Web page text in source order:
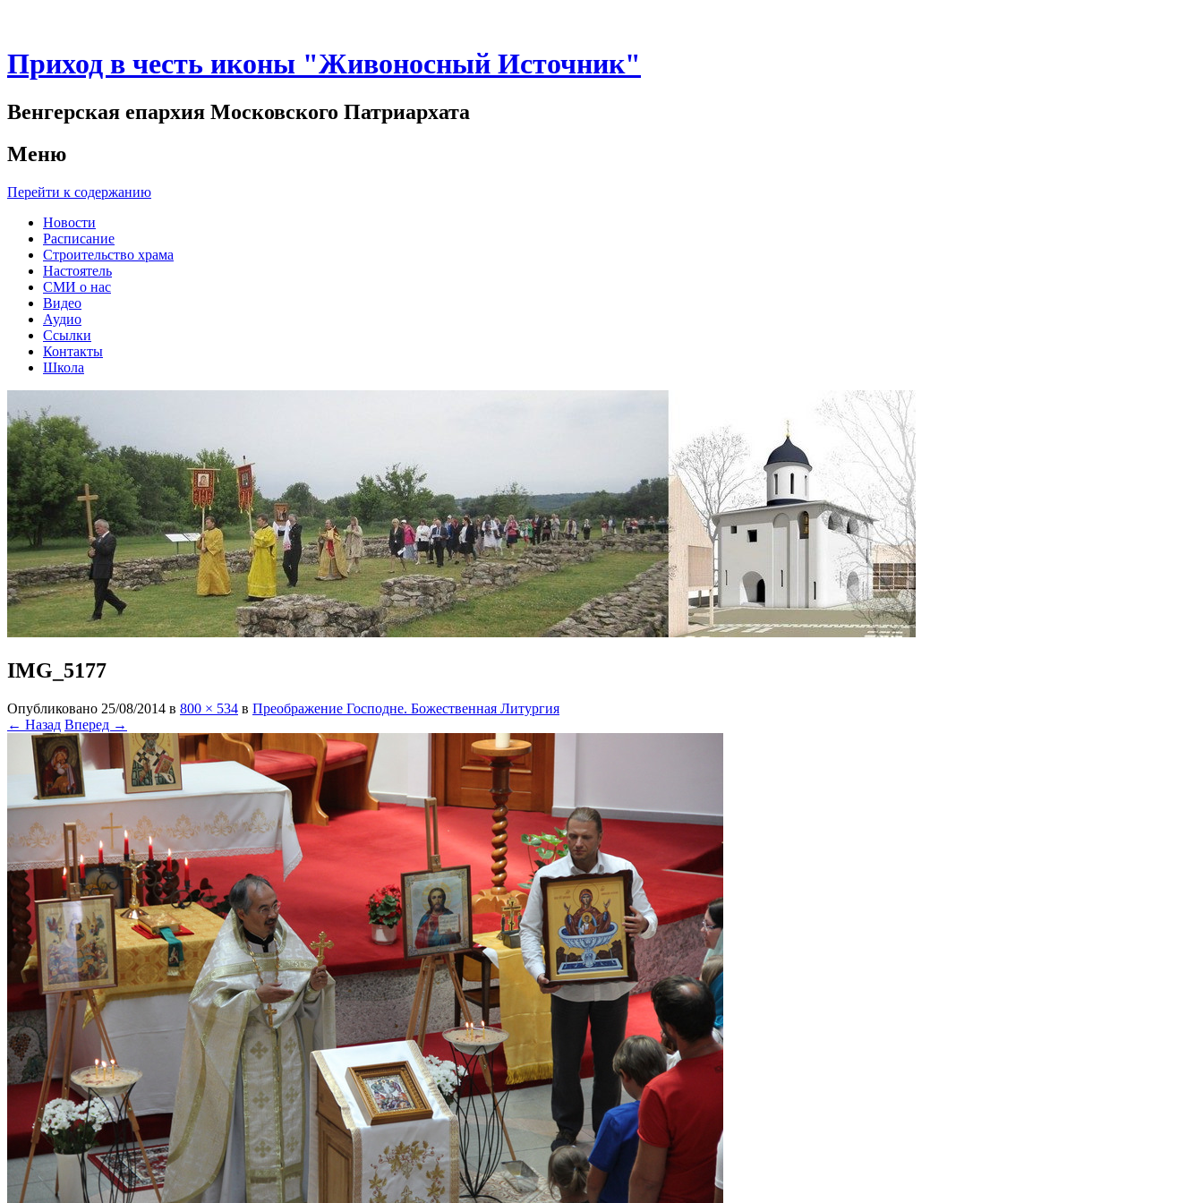
Приход в честь иконы "Живоносный Источник"
Венгерская епархия Московского Патриархата
Меню
Перейти к содержанию
Новости
Расписание
Строительство храма
Настоятель
СМИ о нас
Видео
Аудио
Ссылки
Контакты
Школа
IMG_5177
Опубликовано 25/08/2014 в 800 × 534 в Преображение Господне. Божественная Литургия
← Назад Вперед →